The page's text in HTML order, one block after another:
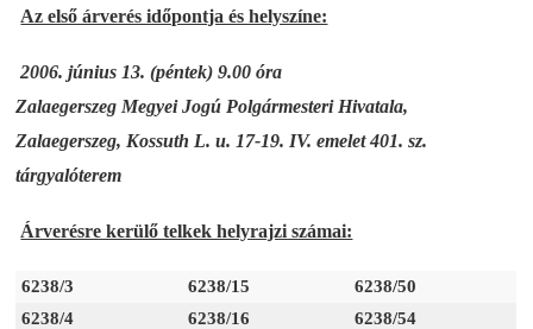
Az első árverés időpontja és helyszíne:
2006. június 13. (péntek) 9.00 óra
Zalaegerszeg Megyei Jogú Polgármesteri Hivatala,
Zalaegerszeg, Kossuth L. u. 17-19. IV. emelet 401. sz.
tárgyalóterem
Árverésre kerülő telkek helyrajzi számai:
6238/3 6238/15
6238/50
6238/4
6238/16
6238/54